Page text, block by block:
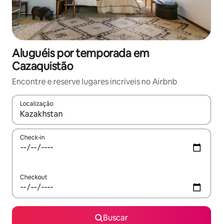
Aluguéis por temporada em
Cazaquistão
Encontre e reserve lugares incríveis no Airbnb
Localização
Quando os resultados estiverem disponíveis, explore-os
Check-in
Checkout
Buscar